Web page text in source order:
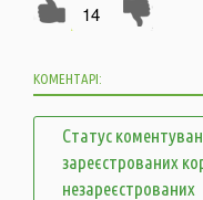
14
КОМЕНТАРІ:
Статус
зареєстрованих
незареєстрованих